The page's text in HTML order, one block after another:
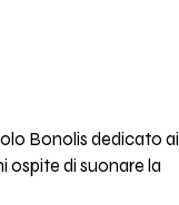
Bonolis dedicato ai
ospite di suonare la